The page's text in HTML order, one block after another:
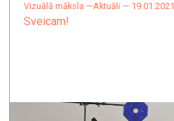
vizuālā māksla —Aktuāli — 19.01.2021.
Sveicam!